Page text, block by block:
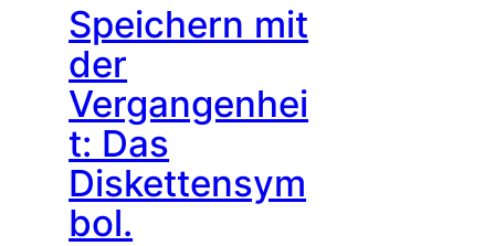
Speichern mit
der
Vergangenhei
t: Das
Diskettensym
bol.